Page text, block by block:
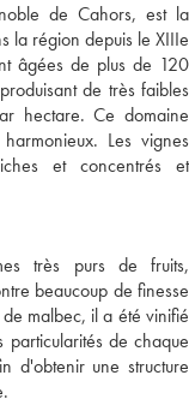
de Cahors, est la
la région depuis le XIIIe
âgées de plus de 120
de très faibles
hectare. Ce domaine
Les vignes
et concentrés et
très purs de fruits,
beaucoup de finesse
malbec, il a été vinifié
de chaque
d'obtenir une structure